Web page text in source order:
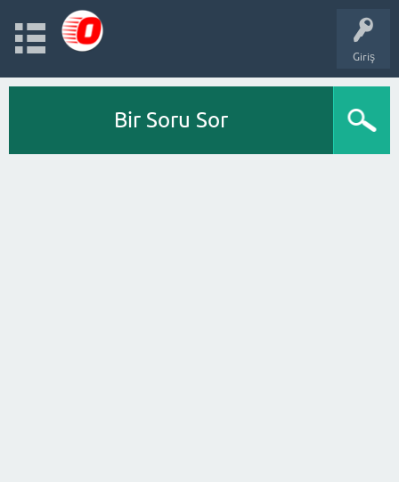
Giriş
Bir Soru Sor